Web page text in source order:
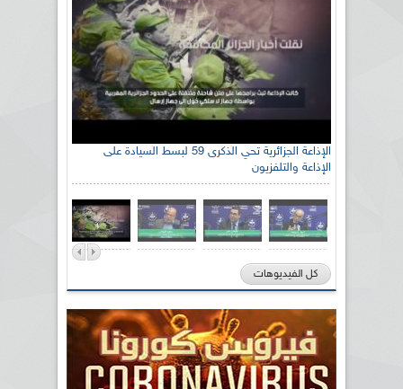
الإذاعة الجزائرية تحي الذكرى 59 لبسط السيادة على
الإذاعة والتلفزيون
كل الفيديوهات